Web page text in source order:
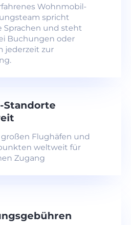
Wohnmobil-
spricht
Sprachen und steht
Buchungen oder
jederzeit zur
Standorte
großen Flughäfen und
weltweit für
Zugang